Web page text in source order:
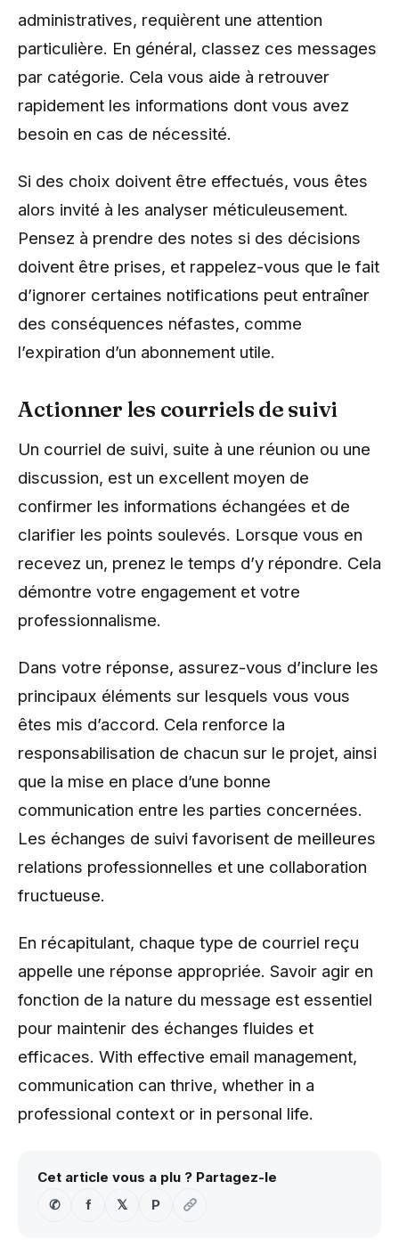
administratives, requièrent une attention
particulière. En général, classez ces messages
par catégorie. Cela vous aide à retrouver
rapidement les informations dont vous avez
besoin en cas de nécessité.
Si des choix doivent être effectués, vous êtes
alors invité à les analyser méticuleusement.
Pensez à prendre des notes si des décisions
doivent être prises, et rappelez-vous que le fait
d’ignorer certaines notifications peut entraîner
des conséquences néfastes, comme
l’expiration d’un abonnement utile.
Actionner les courriels de suivi
Un courriel de suivi, suite à une réunion ou une
discussion, est un excellent moyen de
confirmer les informations échangées et de
clarifier les points soulevés. Lorsque vous en
recevez un, prenez le temps d’y répondre. Cela
démontre votre engagement et votre
professionnalisme.
Dans votre réponse, assurez-vous d’inclure les
principaux éléments sur lesquels vous vous
êtes mis d’accord. Cela renforce la
responsabilisation de chacun sur le projet, ainsi
que la mise en place d’une bonne
communication entre les parties concernées.
Les échanges de suivi favorisent de meilleures
relations professionnelles et une collaboration
fructueuse.
En récapitulant, chaque type de courriel reçu
appelle une réponse appropriée. Savoir agir en
fonction de la nature du message est essentiel
pour maintenir des échanges fluides et
efficaces. With effective email management,
communication can thrive, whether in a
professional context or in personal life.
Cet article vous a plu ? Partagez-le
✆
f 𝕏 P